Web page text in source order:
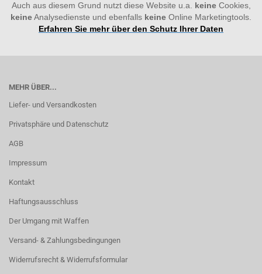
Auch aus diesem Grund nutzt diese Website u.a. keineCookies,
keineAnalysedienste und ebenfalls keine Online Marketingtools.
Erfahren Sie mehr über den Schutz Ihrer Daten
MEHR ÜBER...
Liefer- und Versandkosten
Privatsphäre und Datenschutz
AGB
Impressum
Kontakt
Haftungsausschluss
Der Umgang mit Waffen
Versand- & Zahlungsbedingungen
Widerrufsrecht & Widerrufsformular